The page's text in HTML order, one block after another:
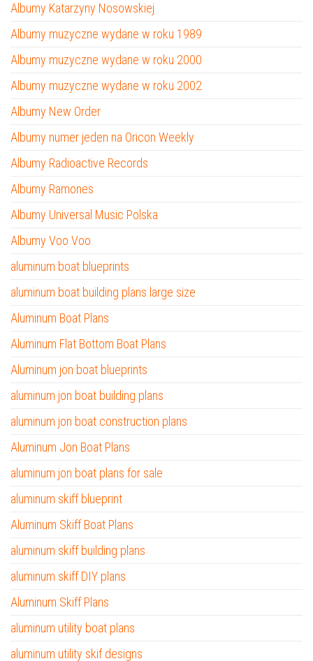
Albumy Katarzyny Nosowskiej
Albumy muzyczne wydane w roku 1989
Albumy muzyczne wydane w roku 2000
Albumy muzyczne wydane w roku 2002
Albumy New Order
Albumy numer jeden na Oricon Weekly
Albumy Radioactive Records
Albumy Ramones
Albumy Universal Music Polska
Albumy Voo Voo
aluminum boat blueprints
aluminum boat building plans large size
Aluminum Boat Plans
Aluminum Flat Bottom Boat Plans
Aluminum jon boat blueprints
aluminum jon boat building plans
aluminum jon boat construction plans
Aluminum Jon Boat Plans
aluminum jon boat plans for sale
aluminum skiff blueprint
Aluminum Skiff Boat Plans
aluminum skiff building plans
aluminum skiff DIY plans
Aluminum Skiff Plans
aluminum utility boat plans
aluminum utility skif designs